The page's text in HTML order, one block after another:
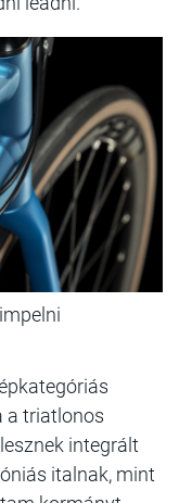
a triatlonos
integrált
italnak, mint